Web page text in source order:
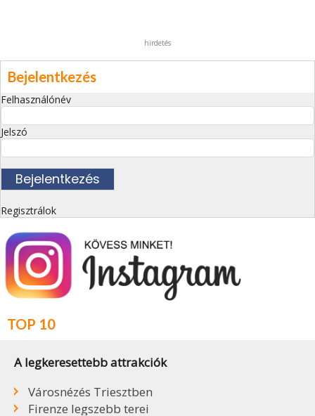
hirdetés
Bejelentkezés
Felhasználónév
Jelszó
Regisztrálok
TOP 10
A legkeresettebb attrakciók
Városnézés Triesztben
Firenze legszebb terei